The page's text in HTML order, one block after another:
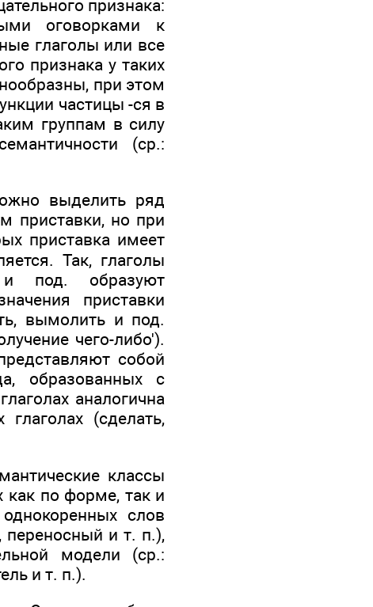
признака:
оговорками к
глаголы или все
признака у таких
при этом
частицы -ся в
группам в силу
(ср.:
выделить ряд
приставки, но при
приставка имеет
Так, глаголы
и под. образуют
приставки
вымолить и под.
чего-либо').
собой
образованных с
аналогична
(сделать,
классы
как по форме, так и
слов
переносный и т. п.),
модели (ср.:
и т. п.).